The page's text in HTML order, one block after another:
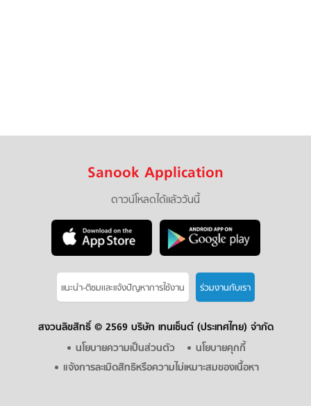
Sanook Application
ดาวน์โหลดได้แล้ววันนี้
แนะนำ-ติชมเเละแจ้งปัญหาการใช้งาน ร่วมงานกับเรา
สงวนลิขสิทธิ์ © 2569 บริษัท เทนเซ็นต์ (ประเทศไทย) จำกัด
นโยบายความเป็นส่วนตัว
นโยบายคุกกี้
แจ้งการละเมิดสิทธิหรือความไม่เหมาะสมของเนื้อหา